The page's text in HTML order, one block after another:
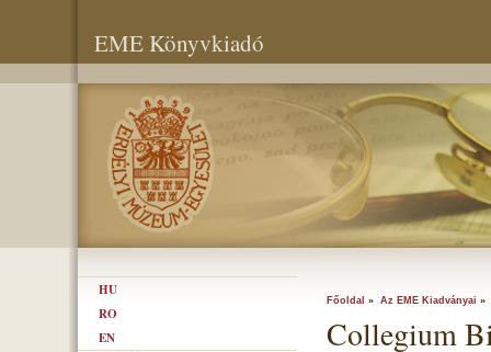
EME Könyvkiadó
HU
RO
EN
Főoldal » Az EME Kiadványai »
Collegium